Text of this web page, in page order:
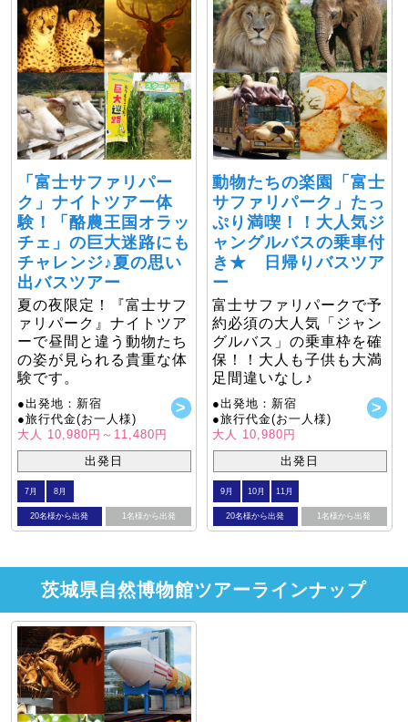
「富士サファリパー
ク」ナイトツアー体
験！「酪農王国オラッ
チェ」の巨大迷路にも
チャレンジ♪夏の思い
出バスツアー
夏の夜限定！『富士サフ
ァリパーク』ナイトツア
ーで昼間と違う動物たち
の姿が見られる貴重な体
験です。
●出発地：新宿
●旅行代金(お一人様)
大人 10,980円～11,480円
出発日
7月 8月
20名様から出発 1名様から出発
動物たちの楽園「富士
サファリパーク」たっ
ぷり満喫！！大人気ジ
ャングルバスの乗車付
き★ 日帰りバスツア
ー
富士サファリパークで予
約必須の大人気「ジャン
グルバス」の乗車枠を確
保！！大人も子供も大満
足間違いなし♪
●出発地：新宿
●旅行代金(お一人様)
大人 10,980円
出発日
9月 10月 11月
20名様から出発 1名様から出発
茨城県自然博物館ツアーラインナップ